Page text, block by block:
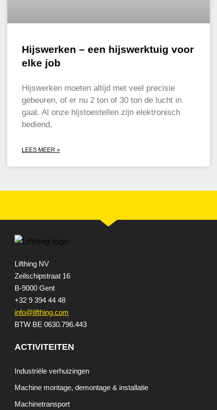
Hijswerken – een hijswerktuig voor
elke job
Hijswerken moeten altijd met veel precisie
gebeuren, of er nu 2 ton of 30 ton de lucht in
gaat. Al onze hijstoestellen zijn elektronisch
bediend,
LEES MEER »
Lifthing NV
Zeilschipstraat 16
B-9000 Gent
+32 9 394 44 48
info@lifthing.com
BTW BE 0630.796.443
ACTIVITEITEN
Industriële verhuizingen
Machine montage, demontage & installatie
Machinetransport